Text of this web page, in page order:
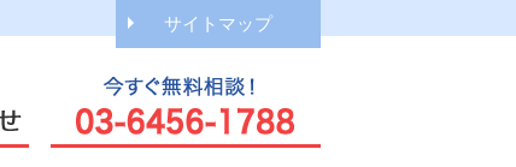
サイトマップ